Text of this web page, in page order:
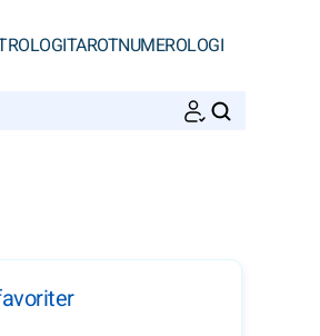
TAROTNUMEROLOGI